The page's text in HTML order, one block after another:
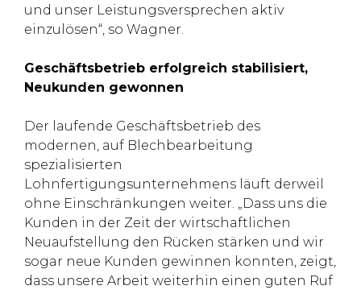
und unser Leistungsversprechen aktiv
einzulösen“, so Wagner.
Geschäftsbetrieb erfolgreich stabilisiert,
Neukunden gewonnen
Der laufende Geschäftsbetrieb des
modernen, auf Blechbearbeitung
spezialisierten
Lohnfertigungsunternehmens läuft derweil
ohne Einschränkungen weiter. „Dass uns die
Kunden in der Zeit der wirtschaftlichen
Neuaufstellung den Rücken stärken und wir
sogar neue Kunden gewinnen konnten, zeigt,
dass unsere Arbeit weiterhin einen guten Ruf